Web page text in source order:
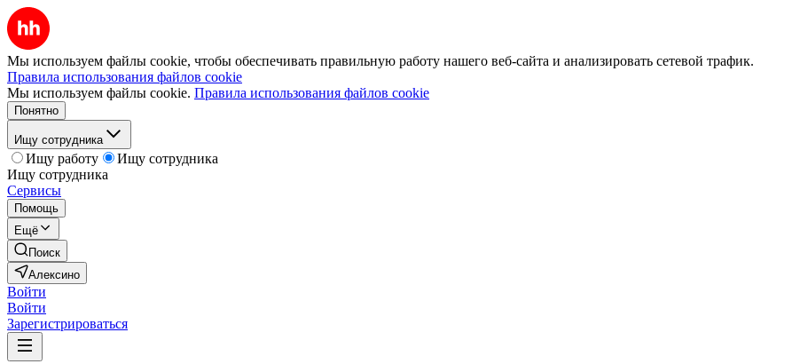
Мы используем файлы cookie, чтобы обеспечивать правильную работу нашего веб-сайта и анализировать сетевой трафик.
Правила использования файлов cookie
Мы используем файлы cookie. Правила использования файлов cookie
Понятно
Ищу сотрудника
Ищу работу
Ищу сотрудника
Ищу сотрудника
Сервисы
Помощь
Ещё
Поиск
Алексино
Войти
Войти
Зарегистрироваться